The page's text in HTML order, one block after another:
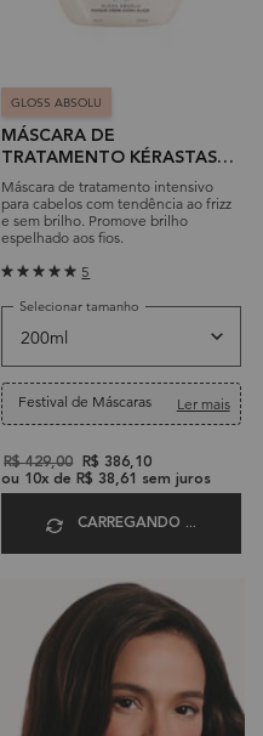
GLOSS ABSOLU
MÁSCARA DE
TRATAMENTO KÉRASTASE
GLOSS ABSOLU MASQUE
HYDRA-GLAZE
Máscara de tratamento intensivo
para cabelos com tendência ao frizz
e sem brilho. Promove brilho
espelhado aos fios.
5
Selecionar tamanho
Festival de Máscaras Ler mais
Old price
R$ 429,00 New price
R$ 386,10
ou 10x de R$ 38,61 sem juros
CARREGANDO ...